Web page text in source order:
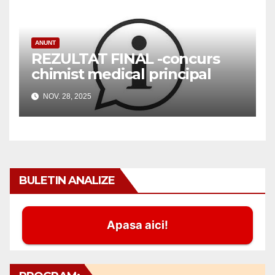
ANUNT
REZULTAT FINAL -concurs
chimist medical principal
NOV. 28, 2025
BULETIN ANALIZE
Apasa aici!